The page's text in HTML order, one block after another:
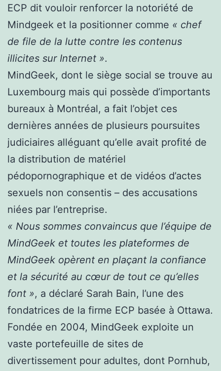
ECP dit vouloir renforcer la notoriété de
Mindgeek et la positionner comme « chef
de file de la lutte contre les contenus
illicites sur Internet ».
MindGeek, dont le siège social se trouve au
Luxembourg mais qui possède d’importants
bureaux à Montréal, a fait l’objet ces
dernières années de plusieurs poursuites
judiciaires alléguant qu’elle avait profité de
la distribution de matériel
pédopornographique et de vidéos d’actes
sexuels non consentis – des accusations
niées par l’entreprise.
« Nous sommes convaincus que l’équipe de
MindGeek et toutes les plateformes de
MindGeek opèrent en plaçant la confiance
et la sécurité au cœur de tout ce qu’elles
font », a déclaré Sarah Bain, l’une des
fondatrices de la firme ECP basée à Ottawa.
Fondée en 2004, MindGeek exploite un
vaste portefeuille de sites de
divertissement pour adultes, dont Pornhub,